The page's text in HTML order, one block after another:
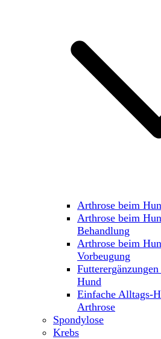
Arthrose beim
Arthrose beim
Behandlung
Arthrose beim
Vorbeugung
Hund
Einfache Alltags-
Arthrose
Spondylose
Krebs